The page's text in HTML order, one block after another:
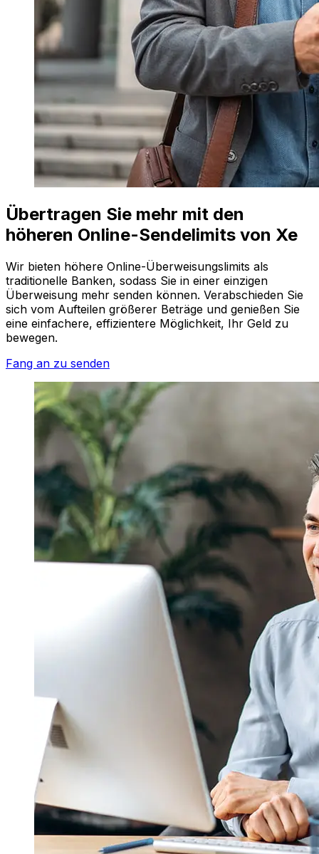
Übertragen Sie mehr mit den
höheren Online-Sendelimits von Xe
Wir bieten höhere Online-Überweisungslimits als
traditionelle Banken, sodass Sie in einer einzigen
Überweisung mehr senden können. Verabschieden Sie
sich vom Aufteilen größerer Beträge und genießen Sie
eine einfachere, effizientere Möglichkeit, Ihr Geld zu
bewegen.
Fang an zu senden